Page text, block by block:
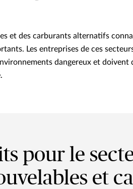
et des carburants alternatifs
Les entreprises de ces
dangereux et doivent
pour le
et